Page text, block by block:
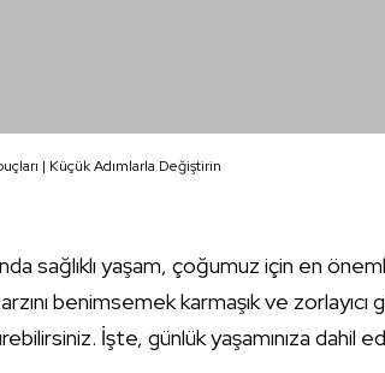
| Küçük Adımlarla Değiştirin
sağlıklı yaşam, çoğumuz için en
benimsemek karmaşık ve
İşte, günlük yaşamınıza dahil